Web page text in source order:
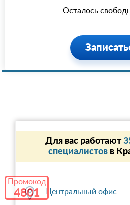
Промокод
4801
Осталось
Для вас работают
специалистов в
Центральный офис